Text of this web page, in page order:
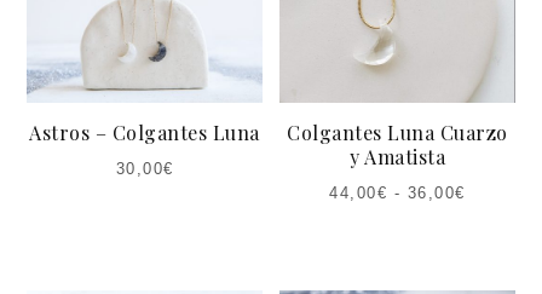
Astros – Colgantes Luna
30,00€
Colgantes Luna Cuarzo
y Amatista
36,00€
-
44,00€